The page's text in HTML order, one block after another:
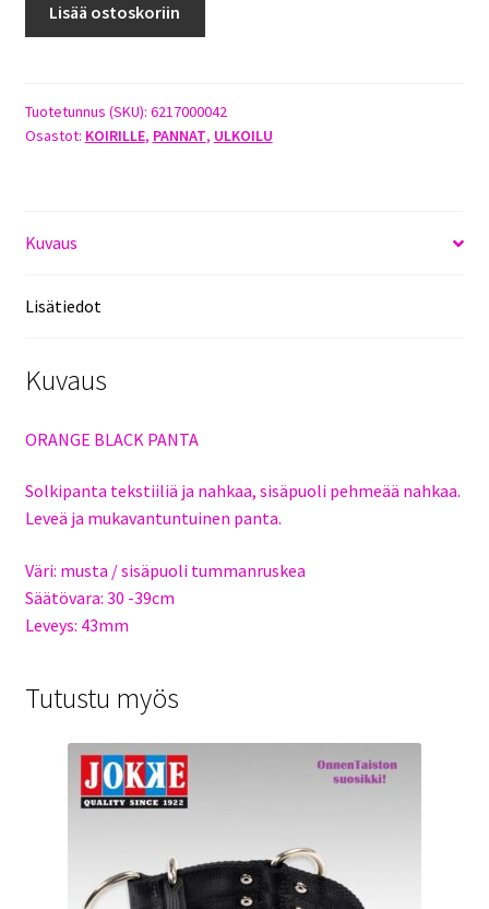
39CM
X
Lisää ostoskoriin
Tuotetunnus (SKU): 6217000042
Osastot: KOIRILLE, PANNAT, ULKOILU
Kuvaus
Lisätiedot
Kuvaus
ORANGE BLACK PANTA
Solkipanta tekstiiliä ja nahkaa, sisäpuoli pehmeää nahkaa.
Leveä ja mukavantuntuinen panta.
Väri: musta / sisäpuoli tummanruskea
Säätövara: 30 -39cm
Leveys: 43mm
Tutustu myös